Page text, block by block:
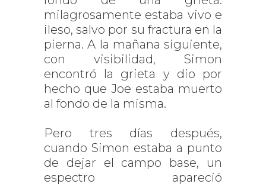
milagrosamente estaba vivo e
ileso, salvo por su fractura en la
pierna. A la mañana siguiente,
con visibilidad, Simon
encontró la grieta y dio por
hecho que Joe estaba muerto
al fondo de la misma.
Pero tres días después,
cuando Simon estaba a punto
de dejar el campo base, un
espectro apareció